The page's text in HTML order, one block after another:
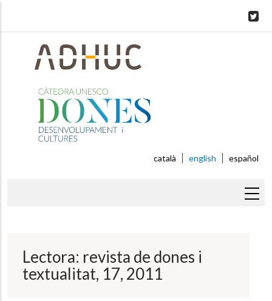
català english español
Lectora: revista de dones i
textualitat, 17, 2011